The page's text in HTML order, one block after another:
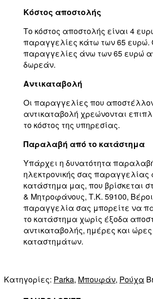
Κόστος αποστολής
Το κόστος αποστολής είναι 4
παραγγελίες κάτω των 65 ευρώ.
παραγγελίες άνω των 65 ευρώ
δωρεάν.
Αντικαταβολή
Οι παραγγελίες που
αντικαταβολή χρεώνονται
το κόστος της υπηρεσίας.
Παραλαβή από το κατάστημα
Υπάρχει η δυνατότητα
ηλεκτρονικής σας παραγγελίας
κατάστημα μας, που βρίσκεται
& Μητροφάνους, Τ.Κ. 59100,
παραγγελία σας μπορείτε να
το κατάστημα χωρίς έξοδα
αντικαταβολής, ημέρες και
καταστημάτων.
Κατηγορίες: Parka, Μπουφάν, Ρούχα